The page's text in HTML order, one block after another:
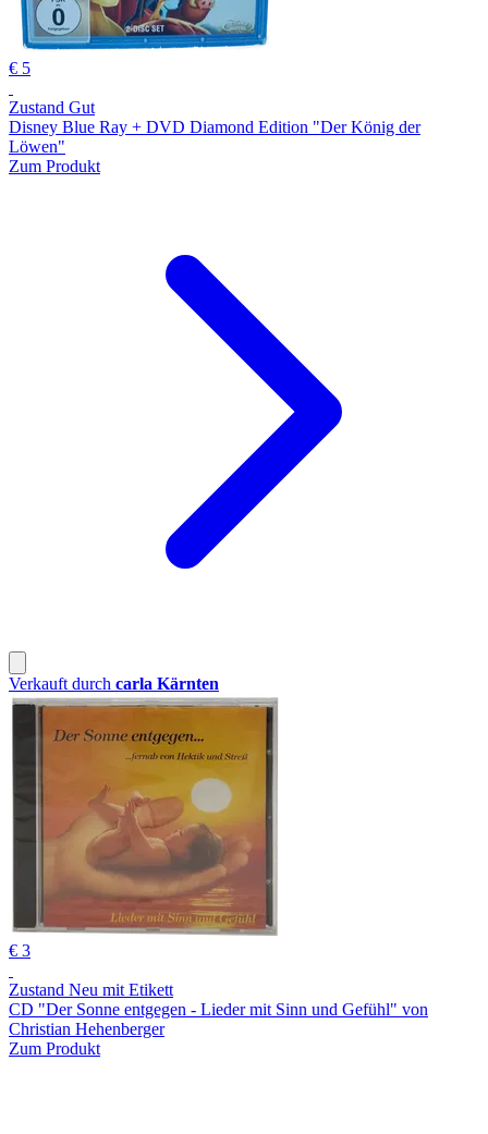
€ 5
Zustand Gut
Disney Blue Ray + DVD Diamond Edition "Der König der
Löwen"
Zum Produkt
Verkauft durch carla Kärnten
€ 3
Zustand Neu mit Etikett
CD "Der Sonne entgegen - Lieder mit Sinn und Gefühl" von
Christian Hehenberger
Zum Produkt